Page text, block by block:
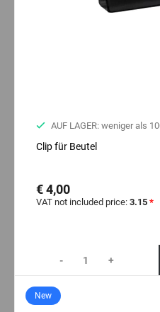
AUF LAGER: weniger als
Clip für Beutel
€ 4,00
VAT not included price: 3.15 *
- +
New